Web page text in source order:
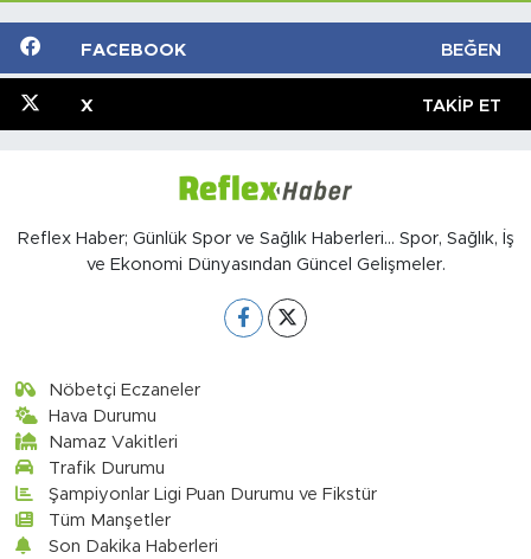
FACEBOOK BEĞEN
X TAKIP ET
Reflex Haber; Günlük Spor ve Sağlık Haberleri... Spor, Sağlık, İş
ve Ekonomi Dünyasından Güncel Gelişmeler.
Nöbetçi Eczaneler
Hava Durumu
Namaz Vakitleri
Trafik Durumu
Şampiyonlar Ligi Puan Durumu ve Fikstür
Tüm Manşetler
Son Dakika Haberleri